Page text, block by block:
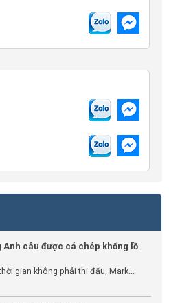
Anh câu được cá chép khổng lồ
gian không phải thi đấu, Mark...